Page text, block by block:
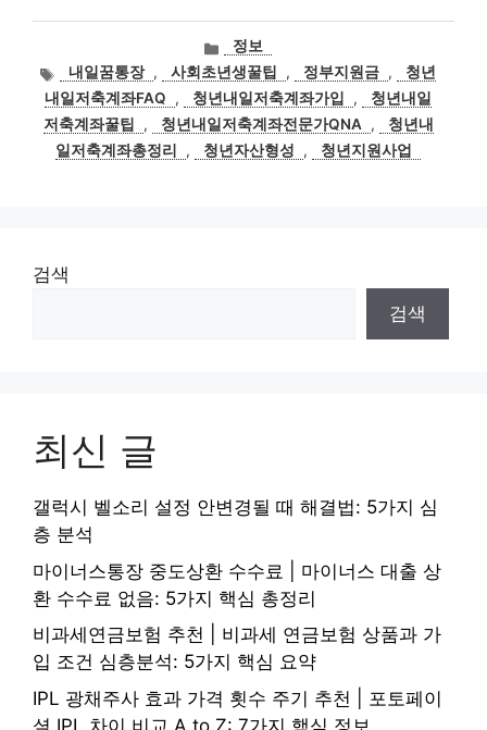
카
테
고
리
정보
태
그
내일꿈통장 , 사회초년생꿀팁 , 정부지원금 ,
청년
내일저축계좌FAQ
, 청년내일저축계좌가입 ,
청년내일
저축계좌꿀팁
, 청년내일저축계좌전문가QNA ,
청년내
일저축계좌총정리
, 청년자산형성 , 청년지원사업
검색
검색
최신 글
갤럭시 벨소리 설정 안변경될 때 해결법: 5가지 심
층 분석
마이너스통장 중도상환 수수료 | 마이너스 대출 상
환 수수료 없음: 5가지 핵심 총정리
비과세연금보험 추천 | 비과세 연금보험 상품과 가
입 조건 심층분석: 5가지 핵심 요약
IPL 광채주사 효과 가격 횟수 주기 추천 | 포토페이
셜 IPL 차이 비교 A to Z: 7가지 핵심 정보